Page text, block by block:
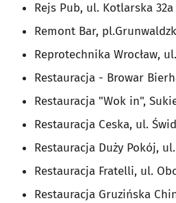
Rejs Pub, ul. Kotlarska 32a
Remont Bar,
Reprotechnika Wrocław,
Restauracja - Browar
Restauracja "Wok in",
Restauracja Ceska, ul.
Restauracja Duży Pokój,
Restauracja Fratelli, ul.
Restauracja Gruzińska